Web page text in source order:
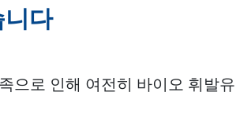
니다
으로 인해 여전히 바이오 휘발유